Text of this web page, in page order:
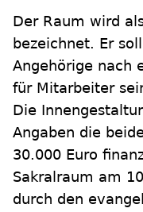
Der Raum wird
bezeichnet. Er
Angehörige nach
für Mitarbeiter
Die
Angaben die
30.000 Euro
Sakralraum am
durch den